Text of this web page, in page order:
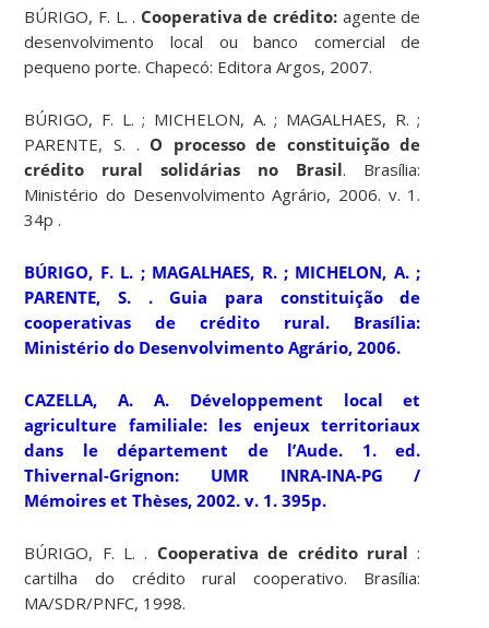
BÚRIGO, F. L. . Cooperativa de crédito: agente de
desenvolvimento local ou banco comercial de
pequeno porte. Chapecó: Editora Argos, 2007.
BÚRIGO, F. L. ; MICHELON, A. ; MAGALHAES, R. ;
PARENTE, S. . O processo de constituição de
crédito rural solidárias no Brasil. Brasília:
Ministério do Desenvolvimento Agrário, 2006. v. 1.
34p .
BÚRIGO, F. L. ; MAGALHAES, R. ; MICHELON, A. ;
PARENTE, S. .Guia para constituição de
cooperativas de crédito rural. Brasília:
Ministério do Desenvolvimento Agrário, 2006.
CAZELLA, A. A. Développement local et
agriculture familiale:les enjeux territoriaux
dans le département de l’Aude. 1. ed.
Thivernal-Grignon: UMR INRA-INA-PG /
Mémoires et Thèses, 2002. v. 1. 395p.
BÚRIGO, F. L. . Cooperativa de crédito rural :
cartilha do crédito rural cooperativo. Brasília:
MA/SDR/PNFC, 1998.